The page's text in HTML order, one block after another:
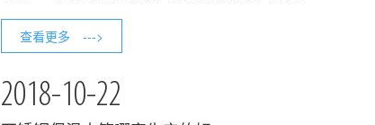
查看更多 --->
2018-10-22